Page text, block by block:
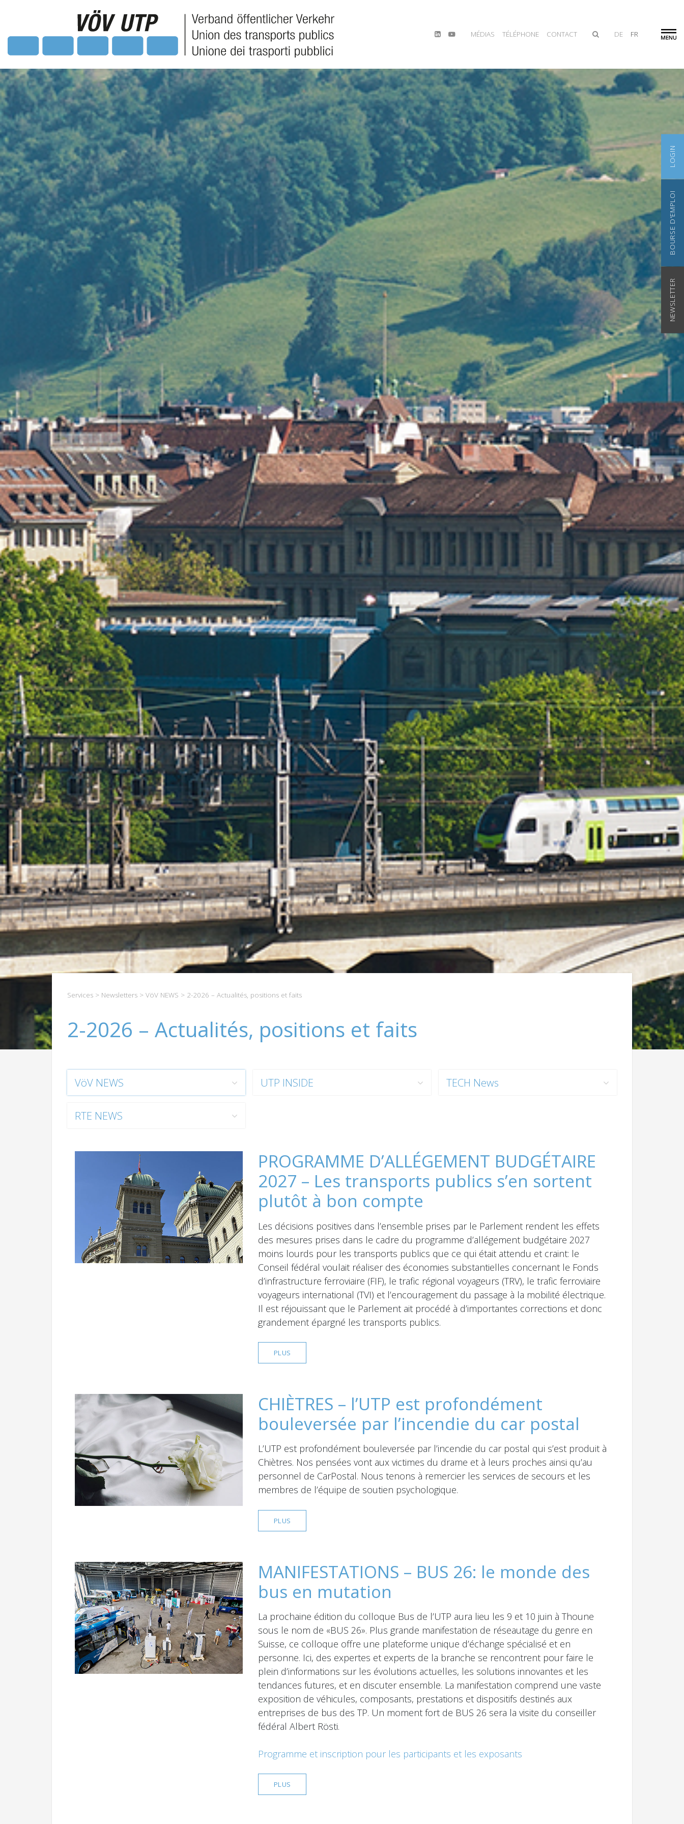
MÉDIAS TÉLÉPHONE CONTACT DE FR
LOGIN
BOURSE D'EMPLOI
NEWSLETTER
Services > Newsletters > VöV NEWS > 2-2026 – Actualités, positions et faits
2-2026 – Actualités, positions et faits
VöV NEWS UTP INSIDE TECH News
RTE NEWS
PROGRAMME D’ALLÉGEMENT BUDGÉTAIRE
2027 – Les transports publics s’en sortent
plutôt à bon compte
Les décisions positives dans l’ensemble prises par le Parlement rendent les effets
des mesures prises dans le cadre du programme d’allégement budgétaire 2027
moins lourds pour les transports publics que ce qui était attendu et craint: le
Conseil fédéral voulait réaliser des économies substantielles concernant le Fonds
d’infrastructure ferroviaire (FIF), le trafic régional voyageurs (TRV), le trafic ferroviaire
voyageurs international (TVI) et l’encouragement du passage à la mobilité électrique.
Il est réjouissant que le Parlement ait procédé à d’importantes corrections et donc
grandement épargné les transports publics.
PLUS
CHIÈTRES – l’UTP est profondément
bouleversée par l’incendie du car postal
L’UTP est profondément bouleversée par l’incendie du car postal qui s’est produit à
Chiètres. Nos pensées vont aux victimes du drame et à leurs proches ainsi qu’au
personnel de CarPostal. Nous tenons à remercier les services de secours et les
membres de l’équipe de soutien psychologique.
PLUS
MANIFESTATIONS – BUS 26: le monde des
bus en mutation
La prochaine édition du colloque Bus de l’UTP aura lieu les 9 et 10 juin à Thoune
sous le nom de «BUS 26». Plus grande manifestation de réseautage du genre en
Suisse, ce colloque offre une plateforme unique d’échange spécialisé et en
personne. Ici, des expertes et experts de la branche se rencontrent pour faire le
plein d’informations sur les évolutions actuelles, les solutions innovantes et les
tendances futures, et en discuter ensemble. La manifestation comprend une vaste
exposition de véhicules, composants, prestations et dispositifs destinés aux
entreprises de bus des TP. Un moment fort de BUS 26 sera la visite du conseiller
fédéral Albert Rösti.
Programme et inscription pour les participants et les exposants
PLUS